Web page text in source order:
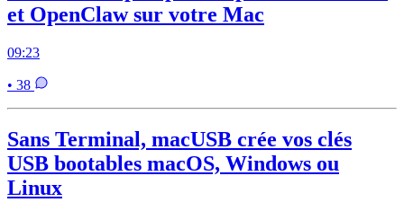
et OpenClaw sur votre Mac
09:23
• 38
Sans Terminal, macUSB crée vos clés
USB bootables macOS, Windows ou
Linux